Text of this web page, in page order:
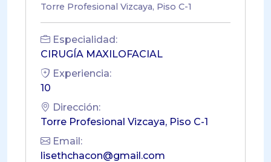
Torre Profesional Vizcaya, Piso C-1
Especialidad:
CIRUGÍA MAXILOFACIAL
Experiencia:
10
Dirección:
Torre Profesional Vizcaya, Piso C-1
Email:
lisethchacon@gmail.com